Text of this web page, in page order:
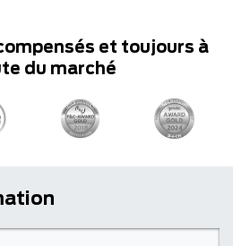
et toujours à
du marché